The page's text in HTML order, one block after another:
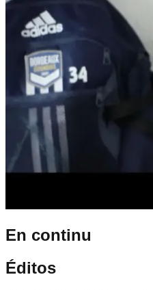
En continu
Éditos